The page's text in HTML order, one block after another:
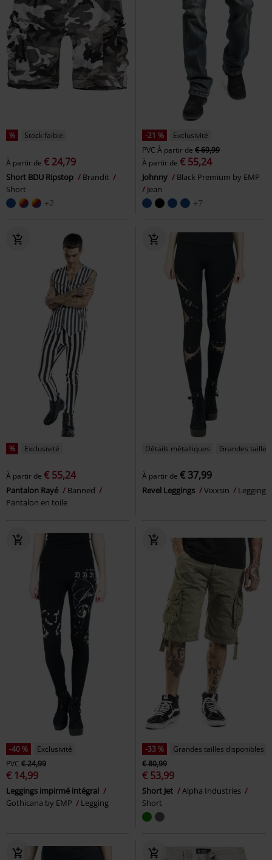
% Stock faible
À partir de € 24,79
Short BDU Ripstop
Brandit
Short
+2
-21 %
Exclusivité
PVC À partir de € 69,99
À partir de € 55,24
Johnny
Black Premium by EMP
Jean
+7
% Exclusivité
À partir de € 55,24
Pantalon Rayé
Banned
Pantalon en toile
Détails métalliques Grandes
À partir de € 37,99
Revel Leggings Vixxsin Legging
-40 %
Exclusivité
PVC € 24,99
€ 14,99
Leggings impirmé intégral
Gothicana by EMP
Legging
-33 %
Grandes tailles disponibles
€ 80,99
€ 53,99
Short Jet
Alpha Industries
Short